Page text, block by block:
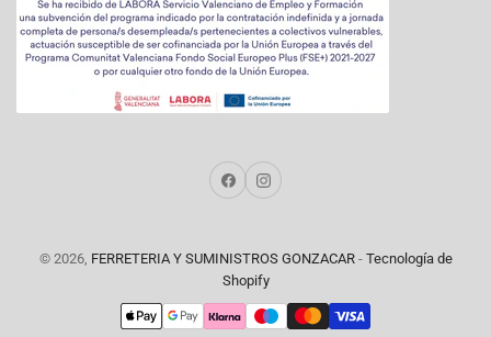
FacebookInstagram
© 2026, FERRETERIA Y SUMINISTROS GONZACAR- Tecnología de
Shopify
Modalidades
de